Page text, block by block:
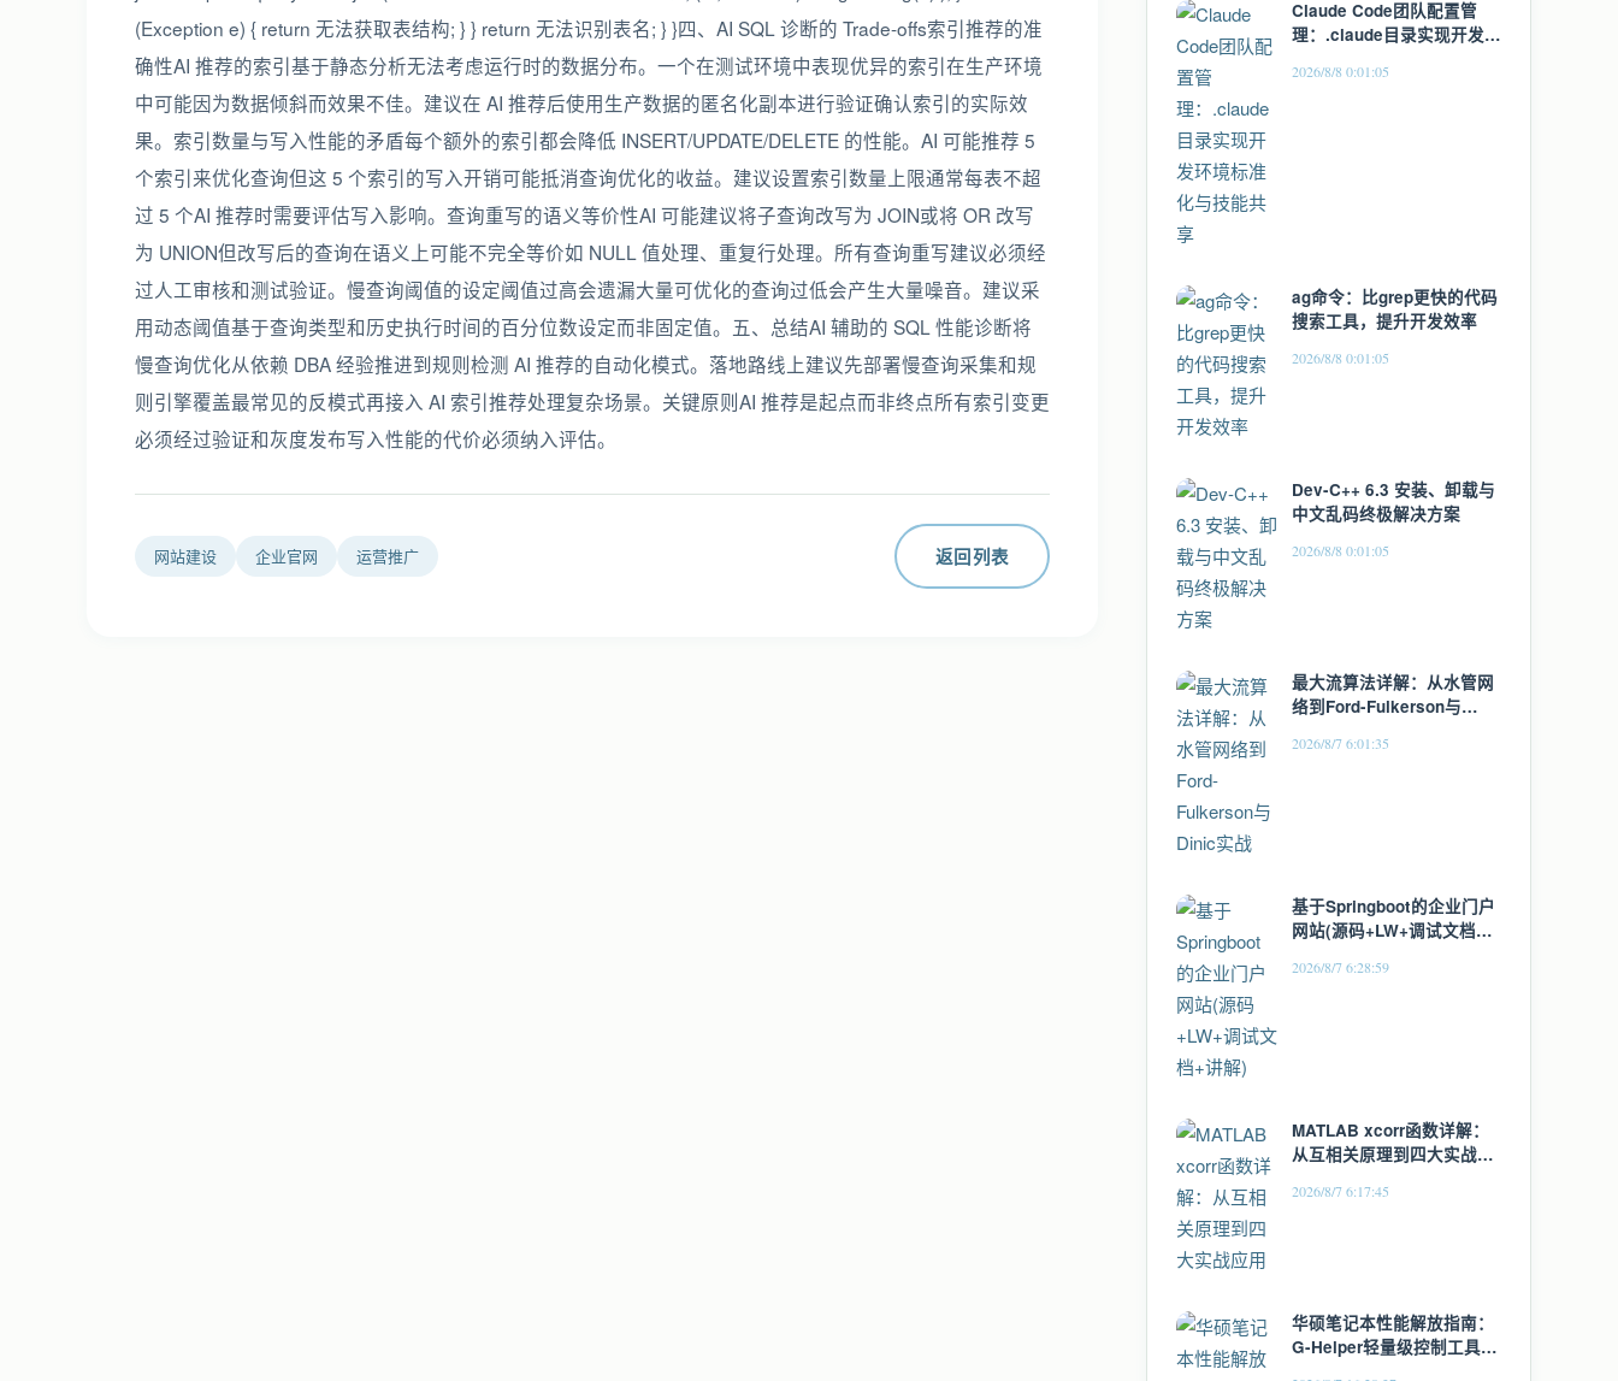
(Exception e) { return 无法获取表结构; } } return 无法识别表名; } }四、AI SQL 诊断的 Trade-offs索引推荐的准
确性AI 推荐的索引基于静态分析无法考虑运行时的数据分布。一个在测试环境中表现优异的索引在生产环境
中可能因为数据倾斜而效果不佳。建议在 AI 推荐后使用生产数据的匿名化副本进行验证确认索引的实际效
果。索引数量与写入性能的矛盾每个额外的索引都会降低 INSERT/UPDATE/DELETE 的性能。AI 可能推荐 5
个索引来优化查询但这 5 个索引的写入开销可能抵消查询优化的收益。建议设置索引数量上限通常每表不超
过 5 个AI 推荐时需要评估写入影响。查询重写的语义等价性AI 可能建议将子查询改写为 JOIN或将 OR 改写
为 UNION但改写后的查询在语义上可能不完全等价如 NULL 值处理、重复行处理。所有查询重写建议必须经
过人工审核和测试验证。慢查询阈值的设定阈值过高会遗漏大量可优化的查询过低会产生大量噪音。建议采
用动态阈值基于查询类型和历史执行时间的百分位数设定而非固定值。五、总结AI 辅助的 SQL 性能诊断将
慢查询优化从依赖 DBA 经验推进到规则检测 AI 推荐的自动化模式。落地路线上建议先部署慢查询采集和规
则引擎覆盖最常见的反模式再接入 AI 索引推荐处理复杂场景。关键原则AI 推荐是起点而非终点所有索引变更
必须经过验证和灰度发布写入性能的代价必须纳入评估。
网站建设 企业官网 运营推广 返回列表
Claude Code团队配置管
理：.claude目录实现开发环
2026/8/8 0:01:05
ag命令：比grep更快的代码
搜索工具，提升开发效率
2026/8/8 0:01:05
Dev-C++ 6.3 安装、卸载与
中文乱码终极解决方案
2026/8/8 0:01:05
最大流算法详解：从水管网
络到Ford-Fulkerson与
2026/8/7 6:01:35
基于Springboot的企业门户
网站(源码+LW+调试文档
2026/8/7 6:28:59
MATLAB xcorr函数详解：
从互相关原理到四大实战应
2026/8/7 6:17:45
华硕笔记本性能解放指南：
G-Helper轻量级控制工具全